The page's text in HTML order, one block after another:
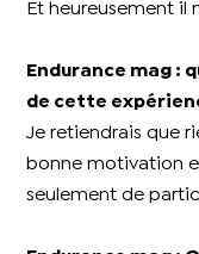
Et heureusement il
Endurance mag :
de cette
Je retiendrais que
bonne motivation
seulement de